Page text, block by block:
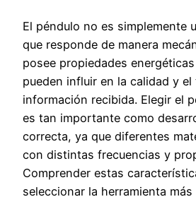
El péndulo no es simplemente
que responde de manera
posee propiedades
pueden influir en la calidad y
información recibida. Elegir el
es tan importante como
correcta, ya que diferentes
con distintas frecuencias y
Comprender estas
seleccionar la herramienta